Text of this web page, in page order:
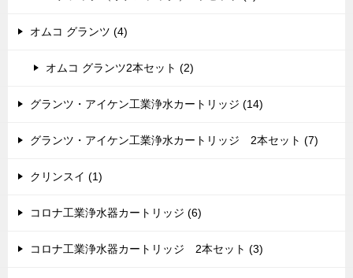
オムコ グランツ (4)
オムコ グランツ2本セット (2)
グランツ・アイケン工業浄水カートリッジ (14)
グランツ・アイケン工業浄水カートリッジ 2本セット (7)
クリンスイ (1)
コロナ工業浄水器カートリッジ (6)
コロナ工業浄水器カートリッジ 2本セット (3)